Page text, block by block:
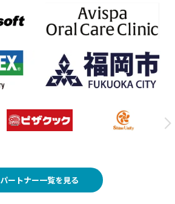
パートナー一覧を見る